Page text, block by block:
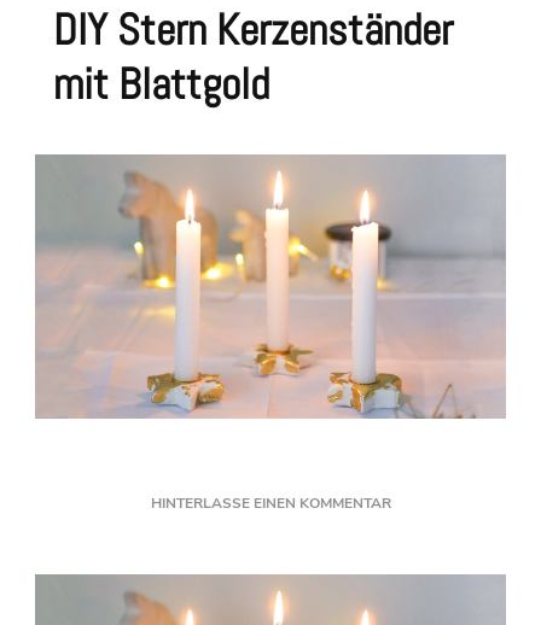
DIY Stern Kerzenständer
mit Blattgold
HINTERLASSE EINEN KOMMENTARZU
KERZENSTÄNDER